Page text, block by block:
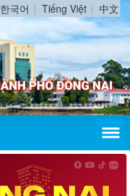
한국어 Tiếng Việt 中文